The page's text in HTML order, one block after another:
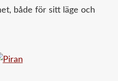
både för sitt läge och